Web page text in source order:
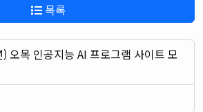
목록
오목 인공지능 AI 프로그램 사이트 모